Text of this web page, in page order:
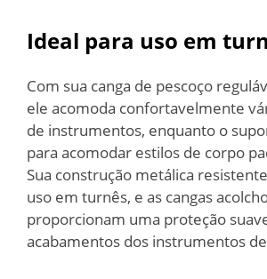
Ideal para uso em
Com sua canga de pescoço
ele acomoda confortavelmente
de instrumentos, enquanto o
para acomodar estilos de corpo
Sua construção metálica
uso em turnês, e as cangas
proporcionam uma proteção
acabamentos dos instrumentos